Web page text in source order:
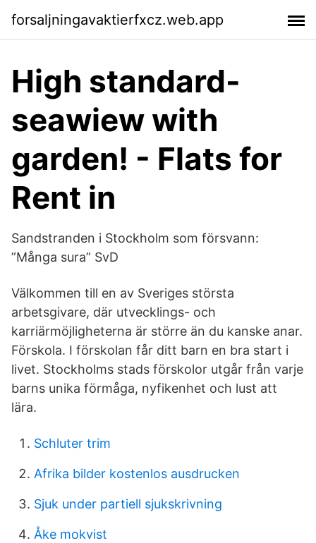
forsaljningavaktierfxcz.web.app
High standard-
seawiew with
garden! - Flats for
Rent in
Sandstranden i Stockholm som försvann:
”Många sura” SvD
Välkommen till en av Sveriges största
arbetsgivare, där utvecklings- och
karriärmöjligheterna är större än du kanske anar.
Förskola. I förskolan får ditt barn en bra start i
livet. Stockholms stads förskolor utgår från varje
barns unika förmåga, nyfikenhet och lust att
lära.
Schluter trim
Afrika bilder kostenlos ausdrucken
Sjuk under partiell sjukskrivning
Åke mokvist